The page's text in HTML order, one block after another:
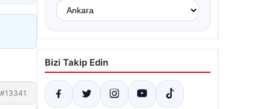
#13341
Bizi Takip Edin